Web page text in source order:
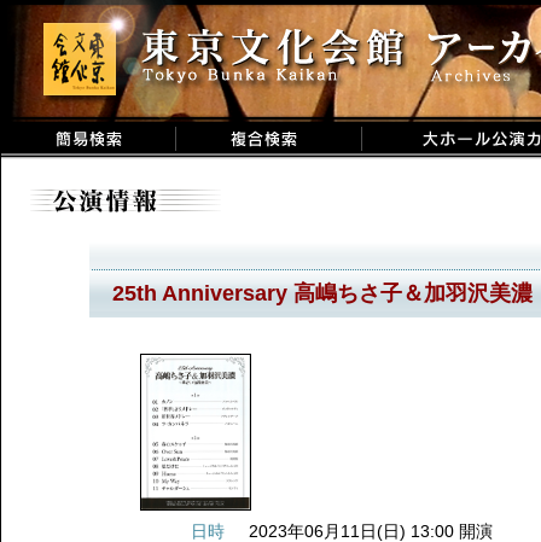
25th Anniversary 高嶋ちさ子＆加羽沢美濃
日時
2023年06月11日(日) 13:00 開演